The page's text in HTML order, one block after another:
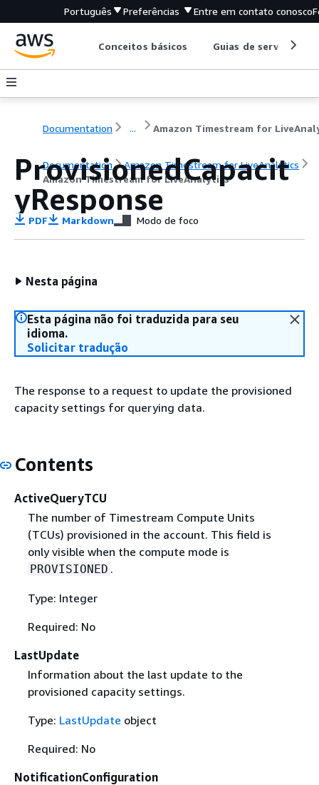
Português Preferências Entre em contato conosco
Conceitos básicos Guias de serviço
Documentation ...
Documentation
Amazon Timestream for LiveAnalytics
Amazon Timestream for LiveAnalytics
ProvisionedCapacit
yResponse
PDF Markdown Modo de foco
Nesta página
Esta página não foi traduzida para seu
idioma.
Solicitar tradução
The response to a request to update the provisioned
capacity settings for querying data.
Contents
ActiveQueryTCU
The number of Timestream Compute Units
(TCUs) provisioned in the account. This field is
only visible when the compute mode is
PROVISIONED .
Type: Integer
Required: No
LastUpdate
Information about the last update to the
provisioned capacity settings.
Type: LastUpdate object
Required: No
NotificationConfiguration